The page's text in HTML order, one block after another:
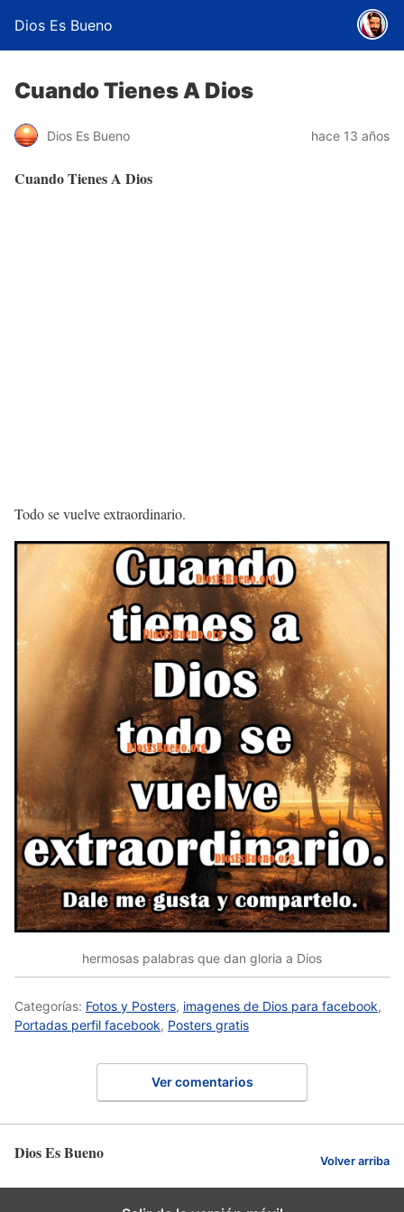
Dios Es Bueno
Cuando Tienes A Dios
Dios Es Bueno hace 13 años
Cuando Tienes A Dios
Todo se vuelve extraordinario.
hermosas palabras que dan gloria a Dios
Categorías: Fotos y Posters, imagenes de Dios para facebook,
Portadas perfil facebook, Posters gratis
Ver comentarios
Dios Es Bueno Volver arriba